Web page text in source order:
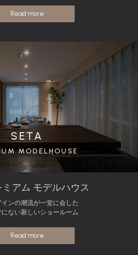
Read more
SETA
MODELHOUSE
アム モデルハウス
ンの潮流が一堂に会した
にない新しいショールーム
Read more